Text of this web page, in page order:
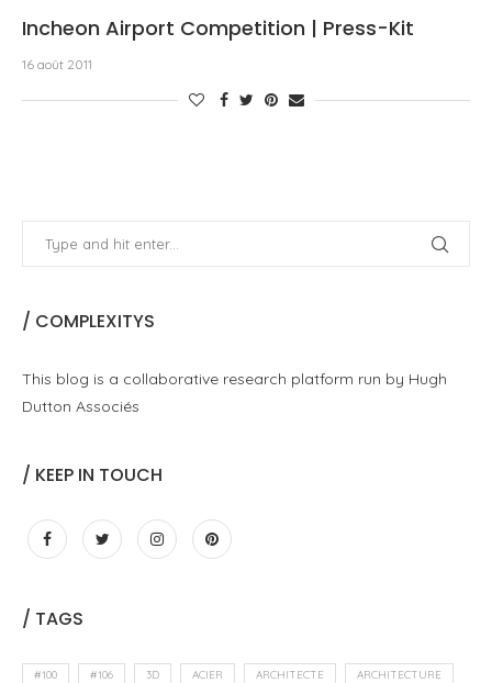
Incheon Airport Competition | Press-Kit
16 août 2011
/ COMPLEXITYS
This blog is a collaborative research platform run by Hugh
Dutton Associés
/ KEEP IN TOUCH
/ TAGS
#100 #106 3D ACIER ARCHITECTE ARCHITECTURE